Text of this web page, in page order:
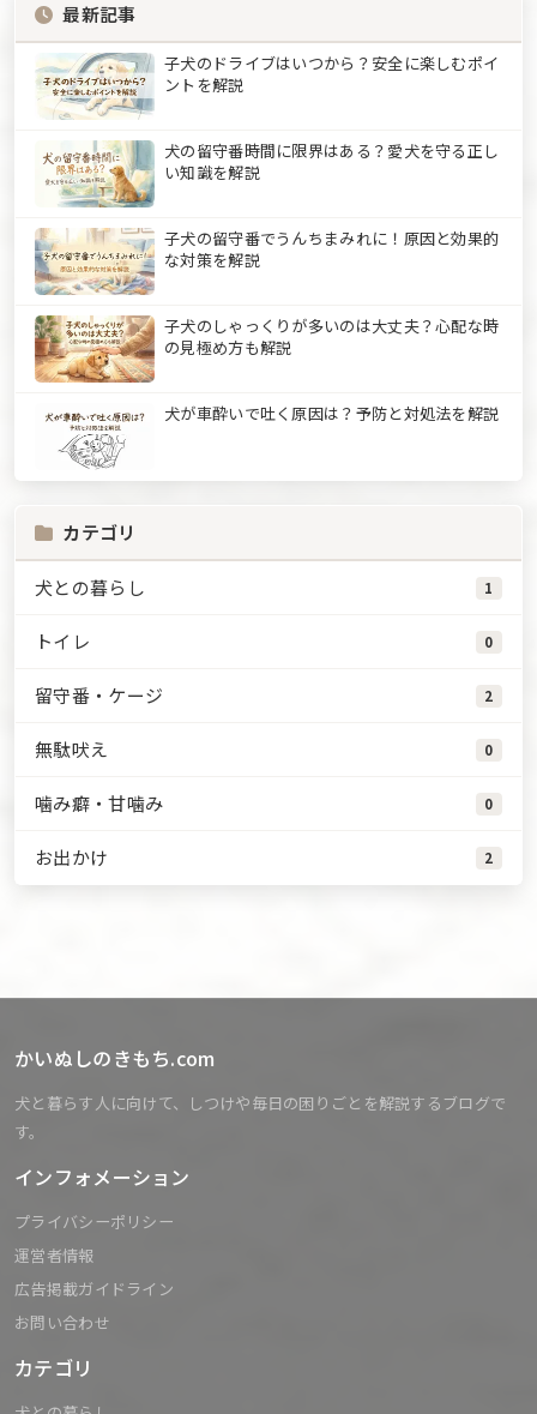
最新記事
子犬のドライブはいつから？安全に楽しむポイ
ントを解説
犬の留守番時間に限界はある？愛犬を守る正し
い知識を解説
子犬の留守番でうんちまみれに！原因と効果的
な対策を解説
子犬のしゃっくりが多いのは大丈夫？心配な時
の見極め方も解説
犬が車酔いで吐く原因は？予防と対処法を解説
カテゴリ
犬との暮らし 1
トイレ 0
留守番・ケージ 2
無駄吠え 0
噛み癖・甘噛み 0
お出かけ 2
かいぬしのきもち.com
犬と暮らす人に向けて、しつけや毎日の困りごとを解説するブログで
す。
インフォメーション
プライバシーポリシー
運営者情報
広告掲載ガイドライン
お問い合わせ
カテゴリ